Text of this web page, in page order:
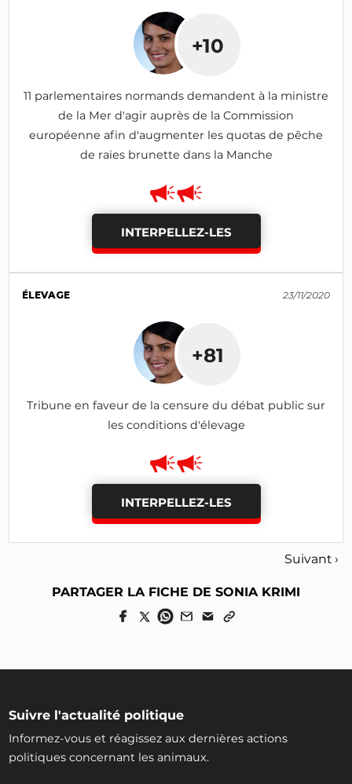
+10
11 parlementaires normands demandent à la ministre
de la Mer d'agir auprès de la Commission
européenne afin d'augmenter les quotas de pêche
de raies brunette dans la Manche
INTERPELLEZ-LES
ÉLEVAGE 23/11/2020
+81
Tribune en faveur de la censure du débat public sur
les conditions d'élevage
INTERPELLEZ-LES
Suivant ›
PARTAGER LA FICHE DE SONIA KRIMI
Suivre l'actualité politique
Informez-vous et réagissez aux dernières actions
politiques concernant les animaux.